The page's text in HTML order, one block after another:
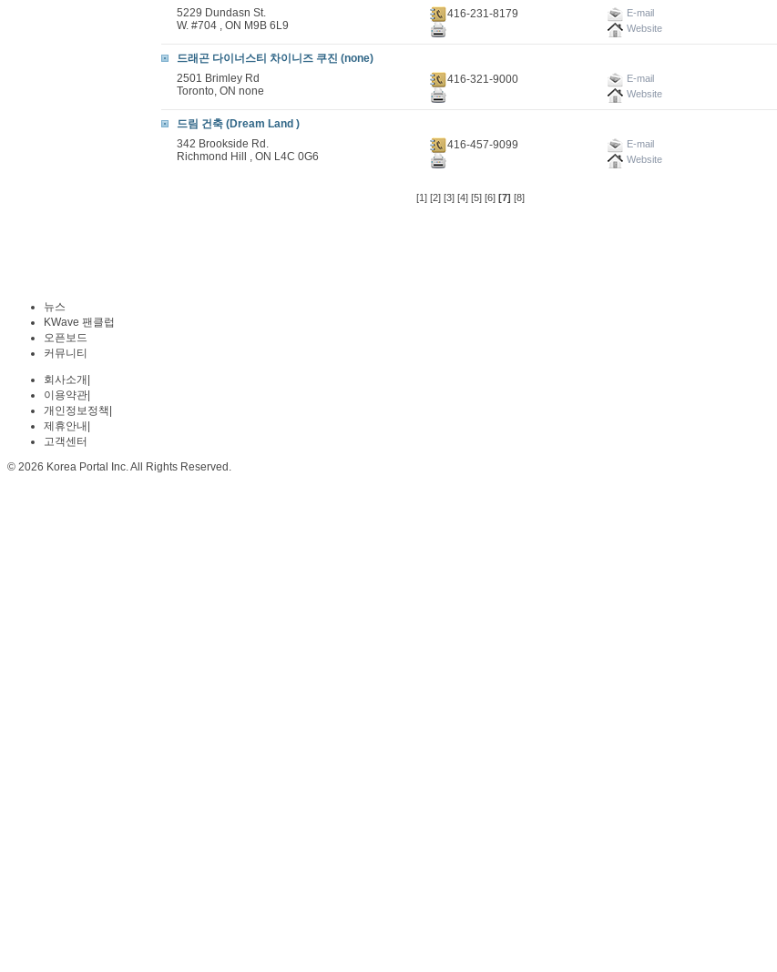
5229 Dundasn St.
W. #704 , ON M9B 6L9
416-231-8179
E-mail
Website
드래곤 다이너스티 차이니즈 쿠진 (none)
2501 Brimley Rd
Toronto, ON none
416-321-9000
E-mail
Website
드림 건축 (Dream Land )
342 Brookside Rd.
Richmond Hill , ON L4C 0G6
416-457-9099
E-mail
Website
[1] [2] [3] [4] [5] [6] [7] [8]
뉴스
KWave 팬클럽
오픈보드
커뮤니티
회사소개
이용약관
개인정보정책
제휴안내
고객센터
© 2026 Korea Portal Inc. All Rights Reserved.